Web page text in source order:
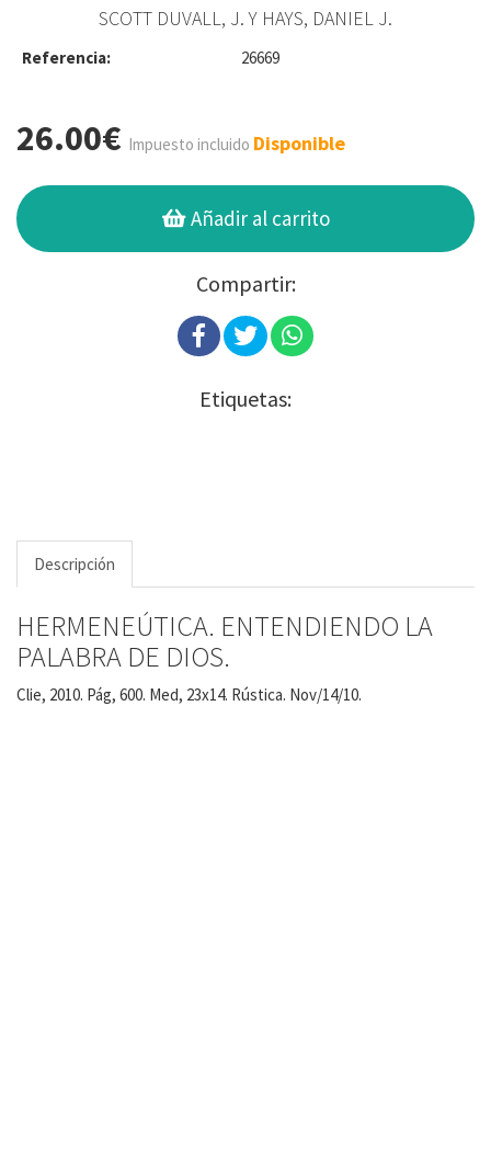
SCOTT DUVALL, J. Y HAYS, DANIEL J.
Referencia: 26669
26.00€ Impuesto incluido Disponible
Añadir al carrito
Compartir:
Etiquetas:
Descripción
HERMENEÚTICA. ENTENDIENDO LA
PALABRA DE DIOS.
Clie, 2010. Pág, 600. Med, 23x14. Rústica. Nov/14/10.